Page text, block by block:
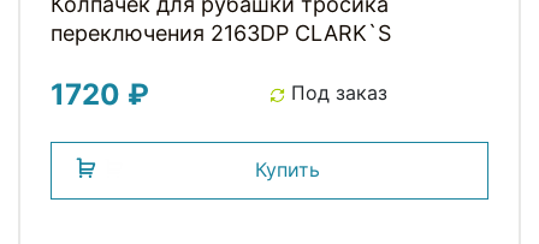
переключения 2163DP СLARK`S
1720 ₽ Под заказ
Купить